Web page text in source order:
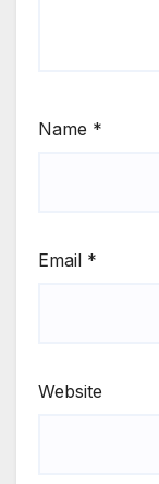
Name *
Email *
Website